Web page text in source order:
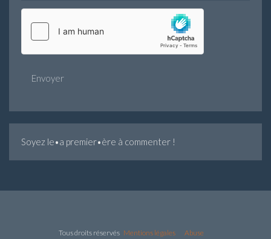
Envoyer
Soyez le•a premier•ère à commenter !
Tous droits réservés Mentions légales Abuse